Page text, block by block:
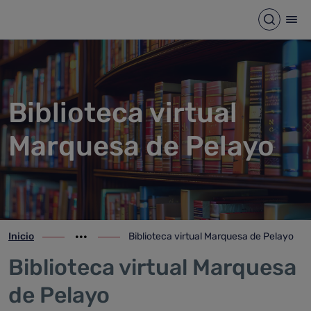
Biblioteca virtual MarquesaAbrir
Biblioteca virtual
Marquesa de Pelayo
ir-a inicio
Inicio
Mostrar opciones del camino de migas
ir-a Biblioteca virtual Marquesa de
Biblioteca virtual Marquesa de Pelayo
Biblioteca virtual Marquesa
de Pelayo